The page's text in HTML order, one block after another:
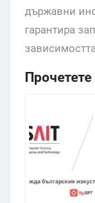
държавни
гарантира